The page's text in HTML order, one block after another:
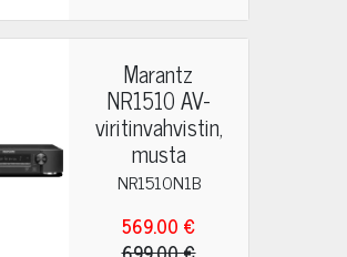
Marantz
NR1510 AV-
viritinvahvistin,
musta
NR1510N1B
569.00 €